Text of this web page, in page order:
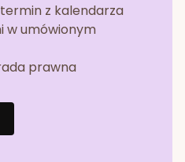
z kalendarza
w umówionym
prawna